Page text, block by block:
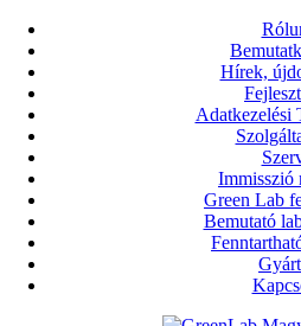
Hírek,
Adatkezelési
Immisszió
Green Lab
Bemutató